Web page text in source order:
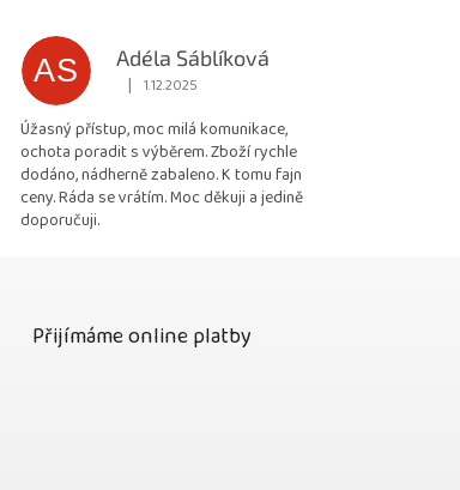
AS
Adéla Sáblíková
Hodnocení obchodu je 5 z 5 hvězdiček.
| 1.12.2025
Úžasný přístup, moc milá komunikace,
ochota poradit s výběrem. Zboží rychle
dodáno, nádherně zabaleno. K tomu fajn
ceny. Ráda se vrátím. Moc děkuji a jedině
doporučuji.
Přijímáme online platby